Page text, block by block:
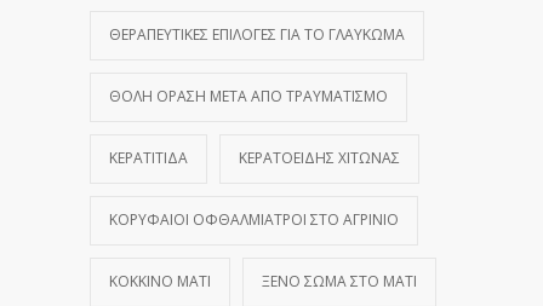
ΘΕΡΑΠΕΥΤΙΚΈΣ ΕΠΙΛΟΓΈΣ ΓΙΑ ΤΟ ΓΛΑΎΚΩΜΑ
ΘΟΛΉ ΌΡΑΣΗ ΜΕΤΆ ΑΠΌ ΤΡΑΥΜΑΤΙΣΜΌ
ΚΕΡΑΤΊΤΙΔΑ ΚΕΡΑΤΟΕΙΔΉΣ ΧΙΤΏΝΑΣ
ΚΟΡΥΦΑΊΟΙ ΟΦΘΑΛΜΊΑΤΡΟΙ ΣΤΟ ΑΓΡΊΝΙΟ
ΚΌΚΚΙΝΟ ΜΆΤΙ ΞΈΝΟ ΣΏΜΑ ΣΤΟ ΜΆΤΙ